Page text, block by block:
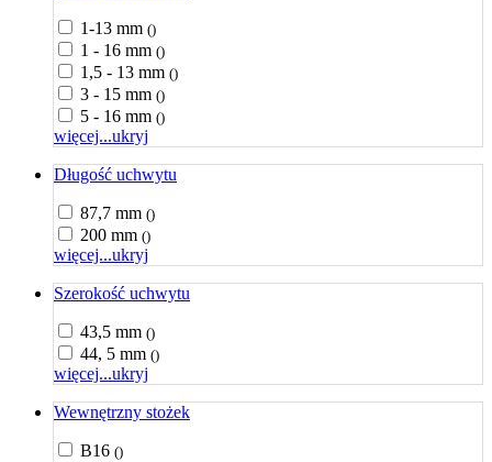
1-13 mm ()
1 - 16 mm ()
1,5 - 13 mm ()
3 - 15 mm ()
5 - 16 mm ()
więcej...ukryj
Długość uchwytu
87,7 mm ()
200 mm ()
więcej...ukryj
Szerokość uchwytu
43,5 mm ()
44, 5 mm ()
więcej...ukryj
Wewnętrzny stożek
B16 ()